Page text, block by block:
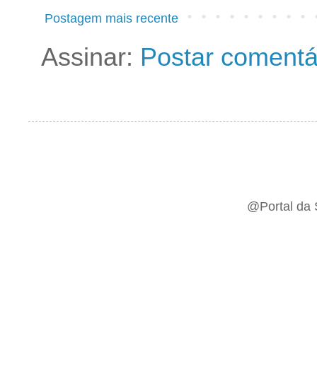
Postagem mais recente
Assinar: Postar
@Portal da